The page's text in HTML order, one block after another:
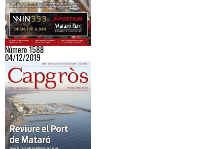
Número 1588
04/12/2019